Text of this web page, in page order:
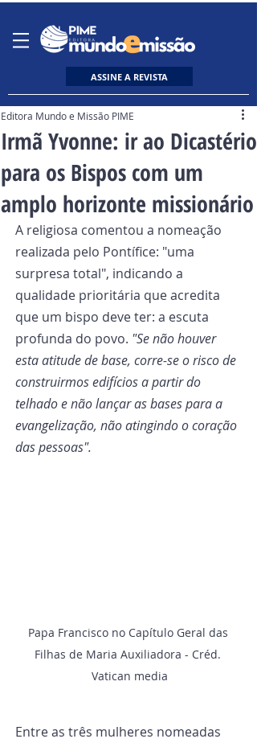
ASSINE A REVISTA
Irmã Yvonne: ir ao Dicastério
para os Bispos com um
amplo horizonte missionário
Editora Mundo e Missão PIME
A religiosa comentou a nomeação
realizada pelo Pontífice: "uma
surpresa total", indicando a
qualidade prioritária que acredita
que um bispo deve ter: a escuta
profunda do povo. "Se não houver
esta atitude de base, corre-se o risco de
construirmos edifícios a partir do
telhado e não lançar as bases para a
evangelização, não atingindo o coração
das pessoas".
Papa Francisco no Capítulo Geral das
Filhas de Maria Auxiliadora - Créd.
Vatican media
Entre as três mulheres nomeadas